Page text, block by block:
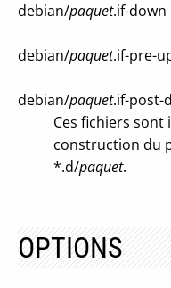
debian/paquet.if-down
debian/paquet.if-pre-
debian/paquet.if-post-
Ces fichiers
construction du
*.d/paquet.
OPTIONS